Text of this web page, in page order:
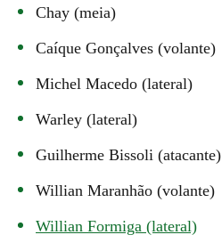
Chay (meia)
Caíque Gonçalves (volante)
Michel Macedo (lateral)
Warley (lateral)
Guilherme Bissoli (atacante)
Willian Maranhão (volante)
Willian Formiga (lateral)